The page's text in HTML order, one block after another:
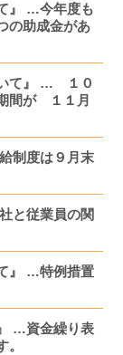
』 …今年度も
の助成金があ
いて』 … １０
間が １１月
制度は９月末
と従業員の関
』 …特例措置
…資金繰り表